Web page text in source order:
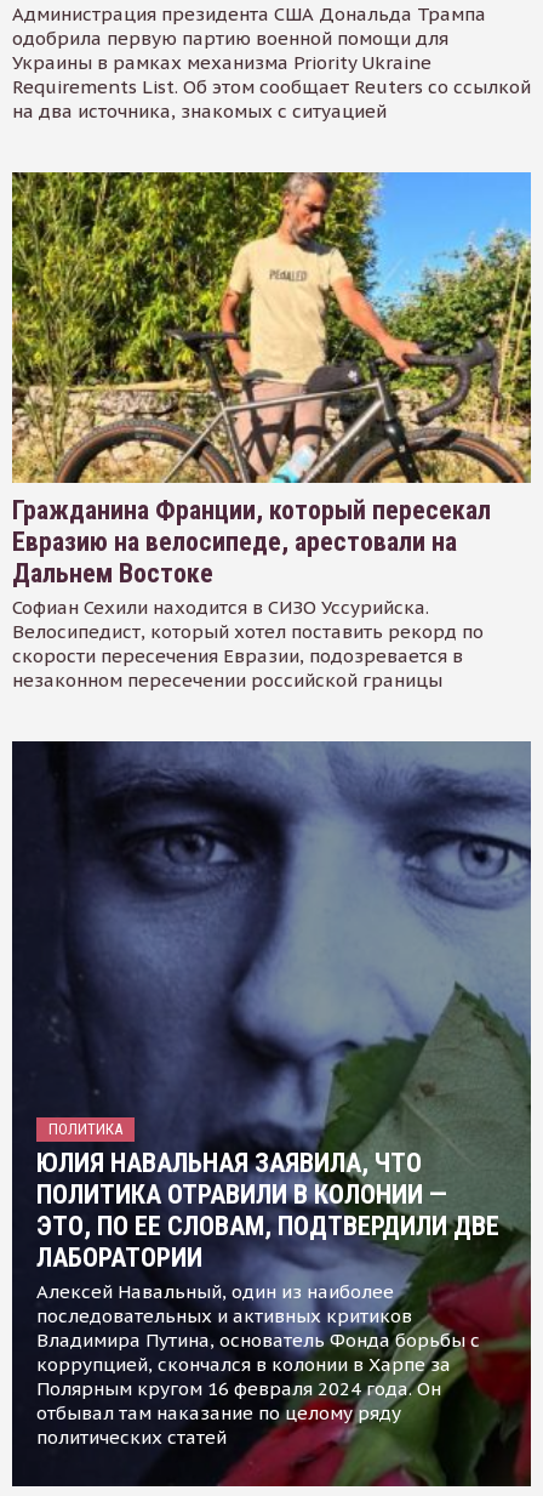
Администрация президента США Дональда Трампа
одобрила первую партию военной помощи для
Украины в рамках механизма Priority Ukraine
Requirements List. Об этом сообщает Reuters со ссылкой
на два источника, знакомых с ситуацией
Гражданина Франции, который пересекал
Евразию на велосипеде, арестовали на
Дальнем Востоке
Софиан Сехили находится в СИЗО Уссурийска.
Велосипедист, который хотел поставить рекорд по
скорости пересечения Евразии, подозревается в
незаконном пересечении российской границы
ПОЛИТИКА
ЮЛИЯ НАВАЛЬНАЯ ЗАЯВИЛА, ЧТО
ПОЛИТИКА ОТРАВИЛИ В КОЛОНИИ —
ЭТО, ПО ЕЕ СЛОВАМ, ПОДТВЕРДИЛИ ДВЕ
ЛАБОРАТОРИИ
Алексей Навальный, один из наиболее
последовательных и активных критиков
Владимира Путина, основатель Фонда борьбы с
коррупцией, скончался в колонии в Харпе за
Полярным кругом 16 февраля 2024 года. Он
отбывал там наказание по целому ряду
политических статей